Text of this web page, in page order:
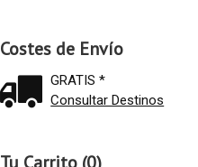
Costes de Envío
GRATIS *
Consultar Destinos